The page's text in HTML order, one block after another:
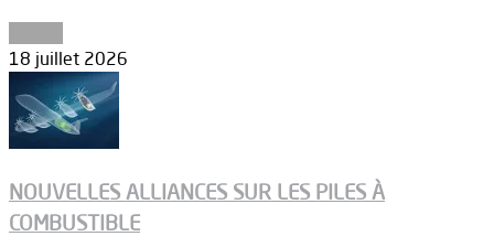
18 juillet 2026
NOUVELLES ALLIANCES SUR LES PILES À
COMBUSTIBLE